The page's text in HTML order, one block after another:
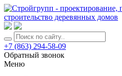
+7 (863) 294-58-09
Обратный звонок
Меню